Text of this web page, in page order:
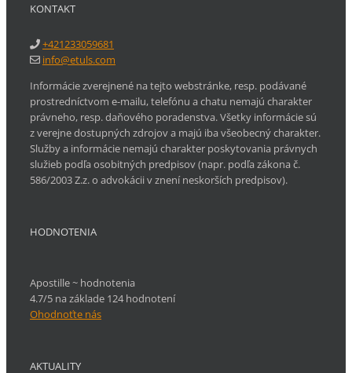
KONTAKT
+421233059681
info@etuls.com
Informácie zverejnené na tejto webstránke, resp. podávané
prostredníctvom e-mailu, telefónu a chatu nemajú charakter
právneho, resp. daňového poradenstva. Všetky informácie sú
z verejne dostupných zdrojov a majú iba všeobecný charakter.
Služby a informácie nemajú charakter poskytovania právnych
služieb podľa osobitných predpisov (napr. podľa zákona č.
586/2003 Z.z. o advokácii v znení neskorších predpisov).
HODNOTENIA
Apostille ~ hodnotenia
4.7/5 na základe 124 hodnotení
Ohodnoťte nás
AKTUALITY